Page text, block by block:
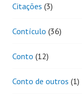
Citações (3)
Contículo (36)
Conto (12)
Conto de outros (1)